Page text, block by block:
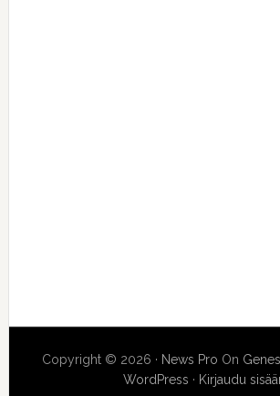
Copyright © 2026 · News Pro On
WordPress · Kirjaudu